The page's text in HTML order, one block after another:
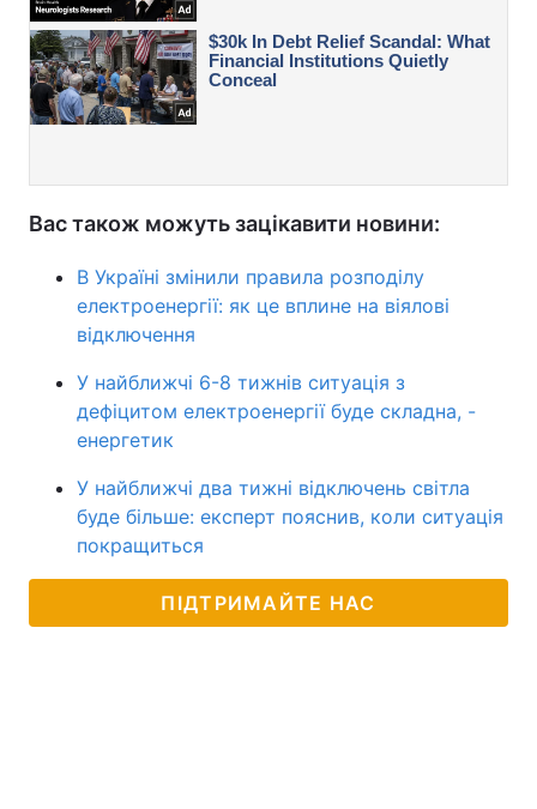
Вас також можуть зацікавити новини:
В Україні змінили правила розподілу
електроенергії: як це вплине на віялові
відключення
У найближчі 6-8 тижнів ситуація з
дефіцитом електроенергії буде складна, -
енергетик
У найближчі два тижні відключень світла
буде більше: експерт пояснив, коли ситуація
покращиться
ПІДТРИМАЙТЕ НАС